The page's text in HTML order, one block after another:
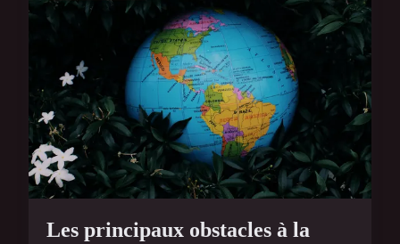
Les principaux obstacles à la